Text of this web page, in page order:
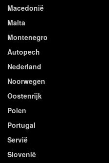
Macedonië
Malta
Montenegro
Autopech
Nederland
Noorwegen
Oostenrijk
Polen
Portugal
Servië
Slovenië